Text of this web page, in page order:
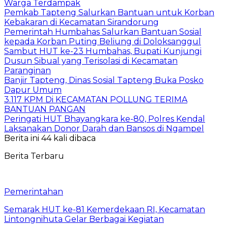
Warga Terdampak
Pemkab Tapteng Salurkan Bantuan untuk Korban
Kebakaran di Kecamatan Sirandorung
Pemerintah Humbahas Salurkan Bantuan Sosial
kepada Korban Puting Beliung di Doloksanggul
Sambut HUT ke-23 Humbahas, Bupati Kunjungi
Dusun Sibual yang Terisolasi di Kecamatan
Paranginan
Banjir Tapteng, Dinas Sosial Tapteng Buka Posko
Dapur Umum
3.117 KPM Di KECAMATAN POLLUNG TERIMA
BANTUAN PANGAN
Peringati HUT Bhayangkara ke-80, Polres Kendal
Laksanakan Donor Darah dan Bansos di Ngampel
Berita ini 44 kali dibaca
Berita Terbaru
Pemerintahan
Semarak HUT ke-81 Kemerdekaan RI, Kecamatan
Lintongnihuta Gelar Berbagai Kegiatan